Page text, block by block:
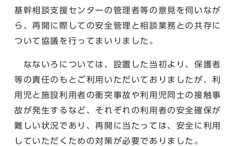
基幹相談支援センターの管理者等の意見を伺いなが
ら、再開に際しての安全管理と相談業務との共存に
ついて協議を行ってまいりました。
なないろについては、設置した当初より、保護者
等の責任のもとご利用いただいておりましたが、利
用児と施設利用者の衝突事故や利用児同士の接触事
故が発生するなど、それぞれの利用者の安全確保が
難しい状況であり、再開に当たっては、安全に利用
していただくための対策が必要でありました。